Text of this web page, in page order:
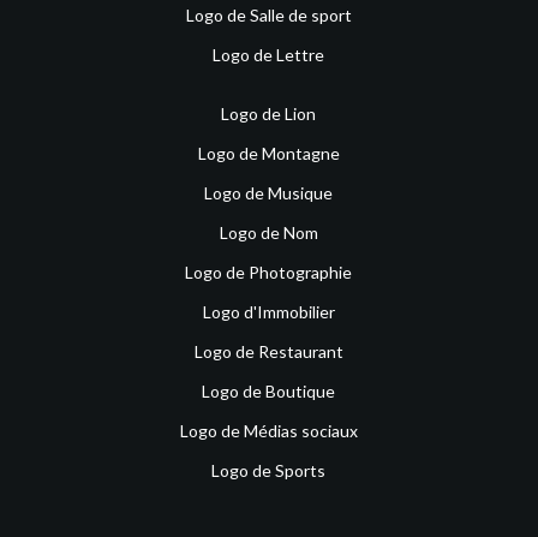
Logo de Salle de sport
Logo de Lettre
Logo de Lion
Logo de Montagne
Logo de Musique
Logo de Nom
Logo de Photographie
Logo d'Immobilier
Logo de Restaurant
Logo de Boutique
Logo de Médias sociaux
Logo de Sports